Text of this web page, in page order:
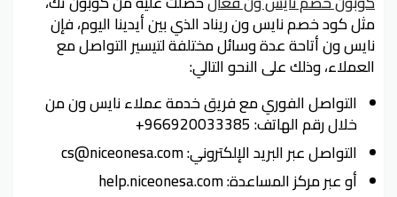
مثل كود خصم نايس ون ريناد الذي بين أيدينا اليوم، فإن
نايس ون أتاحة عدة وسائل مختلفة لتيسير التواصل مع
العملاء، وذلك على النحو التالي:
التواصل الفوري مع فريق خدمة عملاء نايس ون من
خلال رقم الهاتف: 966920033385+
التواصل عبر البريد الإلكتروني: cs@niceonesa.com
أو عبر مركز المساعدة: help.niceonesa.com